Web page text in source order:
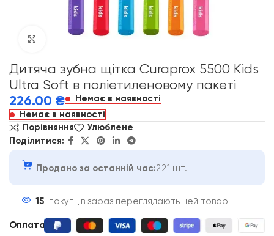
Click to enlarge
Дитяча зубна щітка Curaprox 5500 Kids
Ultra Soft в поліетиленовому пакеті
226.00 ₴
Немає в наявності
Немає в наявності
Порівняння
Улюблене
Поділитися:
Продано за останній час:221 шт.
15 покупців зараз переглядають цей товар
Оплата